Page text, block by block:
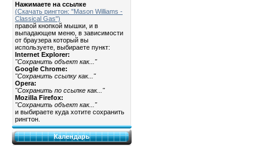
Нажимаете на ссылке
(Скачать рингтон: "Mason Williams -
Classical Gas")
правой кнопкой мышки, и в
выпадающем меню, в зависимости
от браузера который вы
используете, выбираете пункт:
Internet Explorer:
"Сохранить объект как..."
Google Chrome:
"Сохранить ссылку как..."
Opera:
"Сохранить по ссылке как..."
Mozilla Firefox:
"Сохранить объект как..."
и выбираете куда хотите сохранить
рингтон.
Календарь